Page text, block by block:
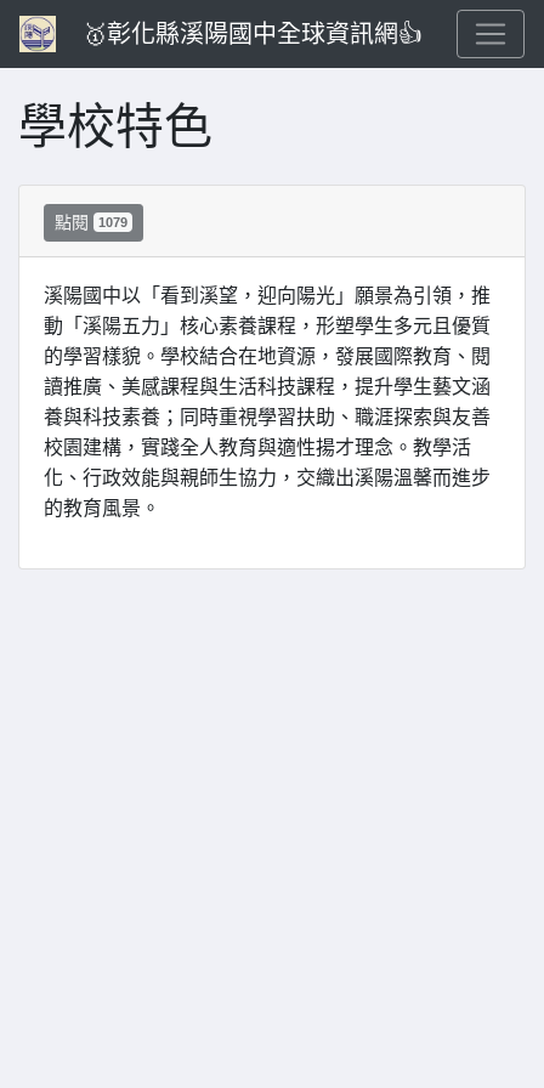
🥇彰化縣溪陽國中全球資訊網👍
學校特色
點閱 1079
溪陽國中以「看到溪望，迎向陽光」願景為引領，推
動「溪陽五力」核心素養課程，形塑學生多元且優質
的學習樣貌。學校結合在地資源，發展國際教育、閱
讀推廣、美感課程與生活科技課程，提升學生藝文涵
養與科技素養；同時重視學習扶助、職涯探索與友善
校園建構，實踐全人教育與適性揚才理念。教學活
化、行政效能與親師生協力，交織出溪陽溫馨而進步
的教育風景。